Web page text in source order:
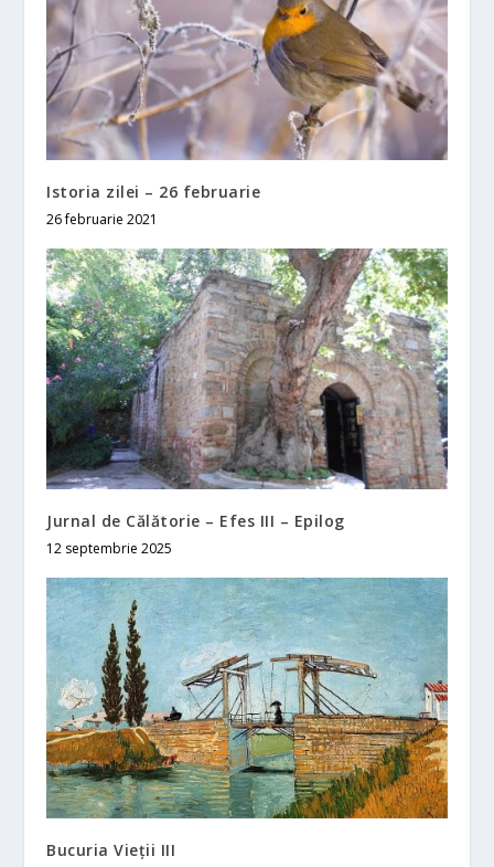
Istoria zilei – 26 februarie
26 februarie 2021
Jurnal de Călătorie – Efes III – Epilog
12 septembrie 2025
Bucuria Vieții III